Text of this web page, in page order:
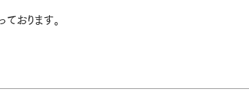
おります。